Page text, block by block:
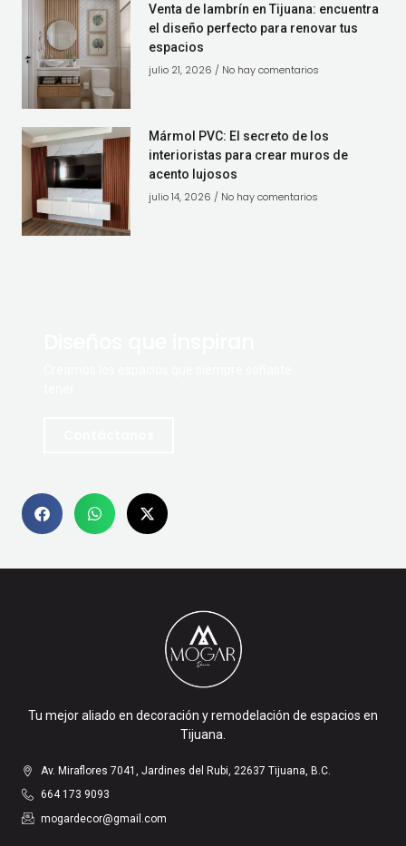
Venta de lambrín en Tijuana: encuentra
el diseño perfecto para renovar tus
espacios
julio 21, 2026
No hay comentarios
Mármol PVC: El secreto de los
interioristas para crear muros de
acento lujosos
julio 14, 2026
No hay comentarios
Tu mejor aliado en decoración y remodelación de espacios en
Tijuana.
Av. Miraflores 7041, Jardines del Rubi, 22637 Tijuana, B.C.
664 173 9093
mogardecor@gmail.com